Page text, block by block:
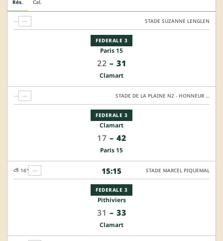
Rés. Cal.
FEDERALE 3
Paris 15
22 – 31
Clamart
— — STADE SUZANNE LENGLEN
FEDERALE 3
Clamart
17 – 42
Paris 15
— — STADE DE LA PLAINE N2 - HONNEUR SYNTHETIQUE
15:15
FEDERALE 3
Pithiviers
31 – 33
Clamart
⛅ 16° — STADE MARCEL PIQUEMAL